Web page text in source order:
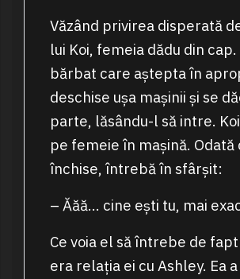
Văzând privirea disperată
lui Koi, femeia dădu din cap.
bărbat care aștepta în
deschise ușa mașinii și se
parte, lăsându-l să intre.
pe femeie în mașină. Odată
închise, întrebă în sfârșit:
– Ăăă… cine ești tu, mai
Ce voia el să întrebe de
era relația ei cu Ashley. Ea